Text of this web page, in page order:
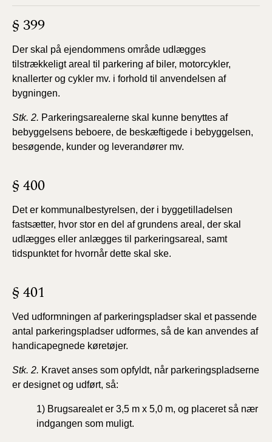
§ 399
Der skal på ejendommens område udlægges
tilstrækkeligt areal til parkering af biler, motorcykler,
knallerter og cykler mv. i forhold til anvendelsen af
bygningen.
Stk. 2. Parkeringsarealerne skal kunne benyttes af
bebyggelsens beboere, de beskæftigede i bebyggelsen,
besøgende, kunder og leverandører mv.
§ 400
Det er kommunalbestyrelsen, der i byggetilladelsen
fastsætter, hvor stor en del af grundens areal, der skal
udlægges eller anlægges til parkeringsareal, samt
tidspunktet for hvornår dette skal ske.
§ 401
Ved udformningen af parkeringspladser skal et passende
antal parkeringspladser udformes, så de kan anvendes af
handicapegnede køretøjer.
Stk. 2. Kravet anses som opfyldt, når parkeringspladserne
er designet og udført, så:
1) Brugsarealet er 3,5 m x 5,0 m, og placeret så nær
indgangen som muligt.